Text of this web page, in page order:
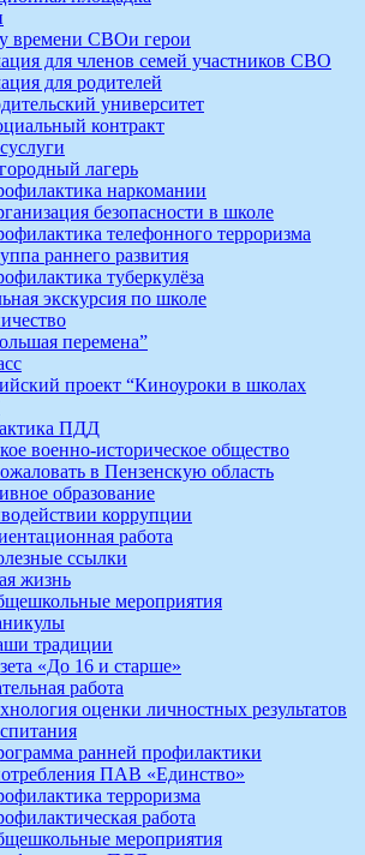
времени СВОи герои
для членов семей участников СВО
для родителей
университет
контракт
лагерь
наркомании
безопасности в школе
телефонного терроризма
раннего развития
туберкулёза
экскурсия по школе
перемена”
проект “Киноуроки в школах
ПДД
военно-историческое общество
в Пензенскую область
образование
коррупции
работа
ссылки
жизнь
мероприятия
традиции
«До 16 и старше»
работа
оценки личностных результатов
ранней профилактики
ПАВ «Единство»
терроризма
работа
мероприятия